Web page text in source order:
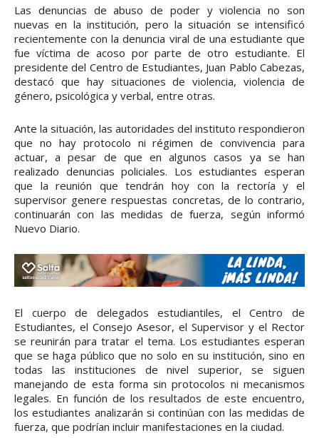
Las denuncias de abuso de poder y violencia no son
nuevas en la institución, pero la situación se intensificó
recientemente con la denuncia viral de una estudiante que
fue víctima de acoso por parte de otro estudiante. El
presidente del Centro de Estudiantes, Juan Pablo Cabezas,
destacó que hay situaciones de violencia, violencia de
género, psicológica y verbal, entre otras.
Ante la situación, las autoridades del instituto respondieron
que no hay protocolo ni régimen de convivencia para
actuar, a pesar de que en algunos casos ya se han
realizado denuncias policiales. Los estudiantes esperan
que la reunión que tendrán hoy con la rectoría y el
supervisor genere respuestas concretas, de lo contrario,
continuarán con las medidas de fuerza, según informó
Nuevo Diario.
El cuerpo de delegados estudiantiles, el Centro de
Estudiantes, el Consejo Asesor, el Supervisor y el Rector
se reunirán para tratar el tema. Los estudiantes esperan
que se haga público que no solo en su institución, sino en
todas las instituciones de nivel superior, se siguen
manejando de esta forma sin protocolos ni mecanismos
legales. En función de los resultados de este encuentro,
los estudiantes analizarán si continúan con las medidas de
fuerza, que podrían incluir manifestaciones en la ciudad.